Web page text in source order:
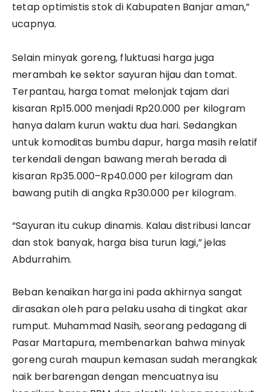
tetap optimistis stok di Kabupaten Banjar aman,”
ucapnya.
​Selain minyak goreng, fluktuasi harga juga
merambah ke sektor sayuran hijau dan tomat.
Terpantau, harga tomat melonjak tajam dari
kisaran Rp15.000 menjadi Rp20.000 per kilogram
hanya dalam kurun waktu dua hari. Sedangkan
untuk komoditas bumbu dapur, harga masih relatif
terkendali dengan bawang merah berada di
kisaran Rp35.000–Rp40.000 per kilogram dan
bawang putih di angka Rp30.000 per kilogram.
​“Sayuran itu cukup dinamis. Kalau distribusi lancar
dan stok banyak, harga bisa turun lagi,” jelas
Abdurrahim.
​Beban kenaikan harga ini pada akhirnya sangat
dirasakan oleh para pelaku usaha di tingkat akar
rumput. Muhammad Nasih, seorang pedagang di
Pasar Martapura, membenarkan bahwa minyak
goreng curah maupun kemasan sudah merangkak
naik berbarengan dengan mencuatnya isu